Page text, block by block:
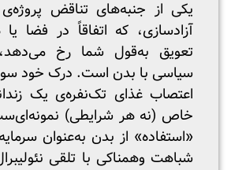
یکی از جنبه‌های تناقض پروژه‌ی
آزادسازی، که اتفاقاً در فضا
تعویق به‌قول شما رخ
سیاسی با بدن است. درک خود
اعتصاب غذای تک‌نفره‌ی یک
خاص (نه هر شرایطی)
«استفاده» از بدن به‌عنوان
شباهت وهمناکی با تلقی